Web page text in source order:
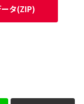
タ(ZIP)